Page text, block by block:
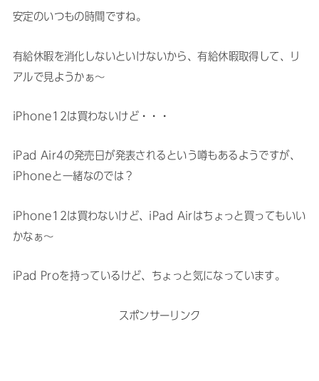
安定のいつもの時間ですね。
有給休暇を消化しないといけないから、有給休暇取得して、リ
アルで見ようかぁ〜
iPhone12は買わないけど・・・
iPad Air4の発売日が発表されるという噂もあるようですが、
iPhoneと一緒なのでは？
iPhone12は買わないけど、iPad Airはちょっと買ってもいい
かなぁ〜
iPad Proを持っているけど、ちょっと気になっています。
スポンサーリンク